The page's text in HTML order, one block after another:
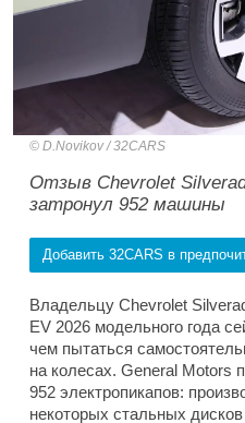
D.Novikov / 32CARS
Отзыв Chevrolet
затронул 952 машины
Добавить 32CARS в
Владельцу Chevrolet
EV 2026 модельного года
чем пытаться
на колесах. General
952 электропикапов:
некоторых стальных